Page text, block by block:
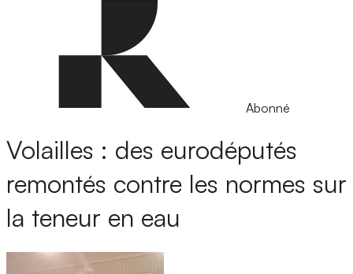
Abonné
Volailles : des eurodéputés
remontés contre les normes sur
la teneur en eau